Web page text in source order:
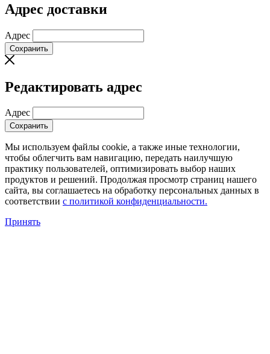
Адрес доставки
Адрес
Сохранить
Редактировать адрес
Адрес
Сохранить
Мы используем файлы cookie, а также иные технологии,
чтобы облегчить вам навигацию, передать наилучшую
практику пользователей, оптимизировать выбор наших
продуктов и решений. Продолжая просмотр страниц нашего
сайта, вы соглашаетесь на обработку персональных данных в
соответствии с политикой конфиденциальности.
Принять